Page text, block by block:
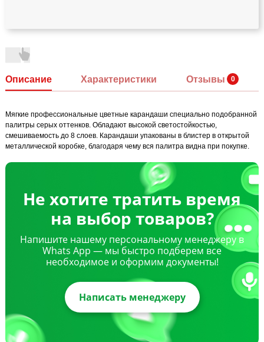
Описание Характеристики Отзывы
Мягкие профессиональные цветные карандаши специально подобранной
палитры серых оттенков. Обладают высокой светостойкостью,
смешиваемость до 8 слоев. Карандаши упакованы в блистер в открытой
металлической коробке, благодаря чему вся палитра видна при покупке.
Не хотите тратить время
на выбор товаров?
Напишите нашему персональному менеджеру в
Whats App — мы быстро подберем все
необходимое и оформим документы!
Написать менеджеру